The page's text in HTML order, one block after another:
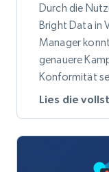
Durch die
Bright Data in
Manager
genauere
Konformität
während er
Lies die